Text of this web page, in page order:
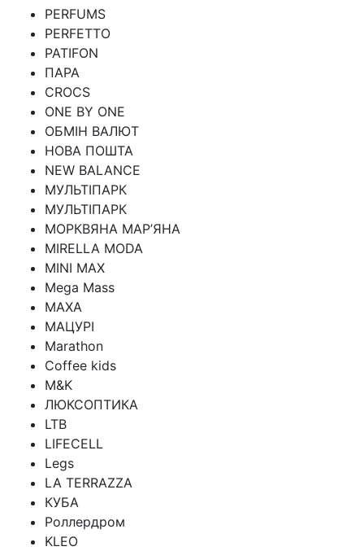
PERFUMS
PERFETTO
PATIFON
ПАРА
CROCS
ONE BY ONE
ОБМІН ВАЛЮТ
НОВА ПОШТА
NEW BALANCE
МУЛЬТІПАРК
МУЛЬТІПАРК
МОРКВЯНА МАР’ЯНА
MIRELLA MODA
MINI MAX
Mega Mass
MAXA
МАЦУРІ
Marathon
Coffee kids
M&K
ЛЮКСОПТИКА
LTB
LIFECELL
Legs
LA TERRAZZA
КУБА
Роллердром
KLEO